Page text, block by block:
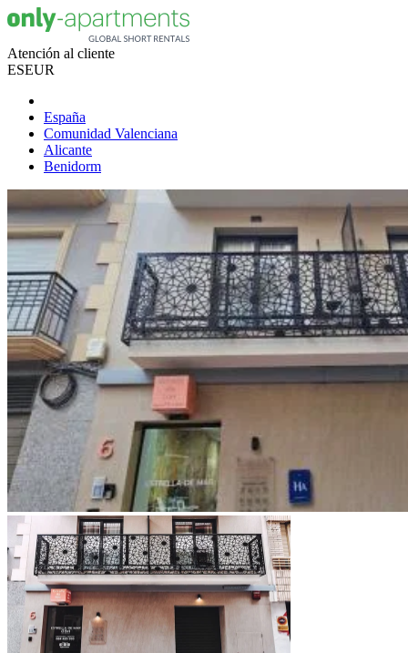
Atención al cliente
ESEUR
España
Comunidad Valenciana
Alicante
Benidorm